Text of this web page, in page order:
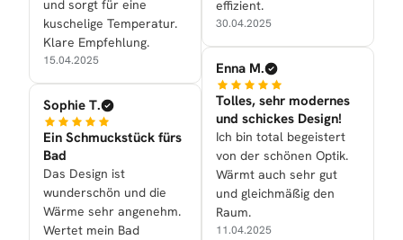
und sorgt für eine
kuschelige Temperatur.
Klare Empfehlung.
15.04.2025
Sophie T.
Ein Schmuckstück fürs
Bad
Das Design ist
wunderschön und die
Wärme sehr angenehm.
Wertet mein Bad
effizient.
30.04.2025
Enna M.
Tolles, sehr modernes
und schickes Design!
Ich bin total begeistert
von der schönen Optik.
Wärmt auch sehr gut
und gleichmäßig den
Raum.
11.04.2025